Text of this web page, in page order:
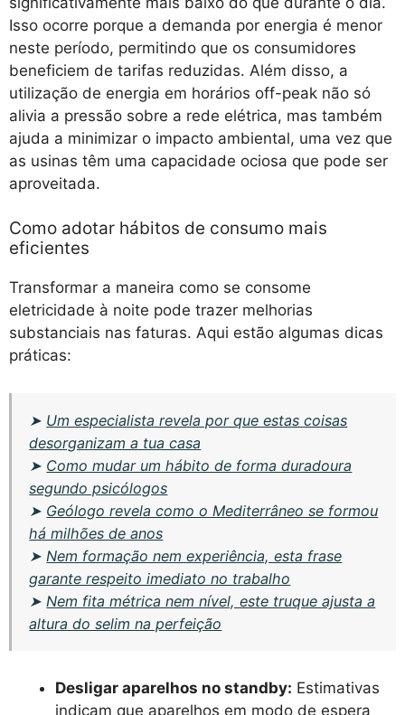
Isso ocorre porque a demanda por energia é menor
neste período, permitindo que os consumidores
beneficiem de tarifas reduzidas. Além disso, a
utilização de energia em horários off-peak não só
alivia a pressão sobre a rede elétrica, mas também
ajuda a minimizar o impacto ambiental, uma vez que
as usinas têm uma capacidade ociosa que pode ser
aproveitada.
Como adotar hábitos de consumo mais
eficientes
Transformar a maneira como se consome
eletricidade à noite pode trazer melhorias
substanciais nas faturas. Aqui estão algumas dicas
práticas:
➤ Um especialista revela por que estas coisas
desorganizam a tua casa
➤ Como mudar um hábito de forma duradoura
segundo psicólogos
➤ Geólogo revela como o Mediterrâneo se formou
há milhões de anos
➤ Nem formação nem experiência, esta frase
garante respeito imediato no trabalho
➤ Nem fita métrica nem nível, este truque ajusta a
altura do selim na perfeição
Desligar aparelhos no standby: Estimativas
indicam que aparelhos em modo de espera